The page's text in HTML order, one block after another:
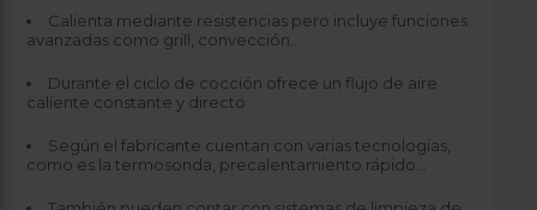
Calienta mediante resistencias pero incluye funciones
avanzadas como grill, convección…
Durante el ciclo de cocción ofrece un flujo de aire
caliente constante y directo
Según el fabricante cuentan con varias tecnologías,
como es la termosonda, precalentamiento rápido...